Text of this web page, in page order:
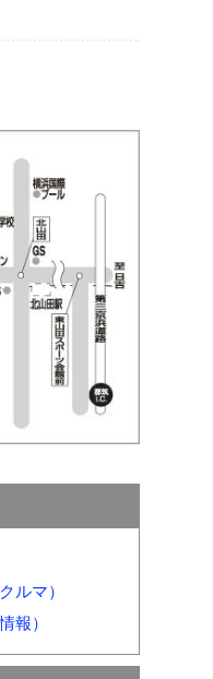
ルマ）
報）